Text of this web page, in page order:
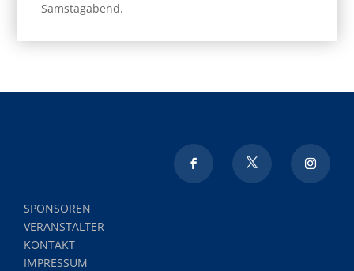
Samstagabend.
SPONSOREN
VERANSTALTER
KONTAKT
IMPRESSUM